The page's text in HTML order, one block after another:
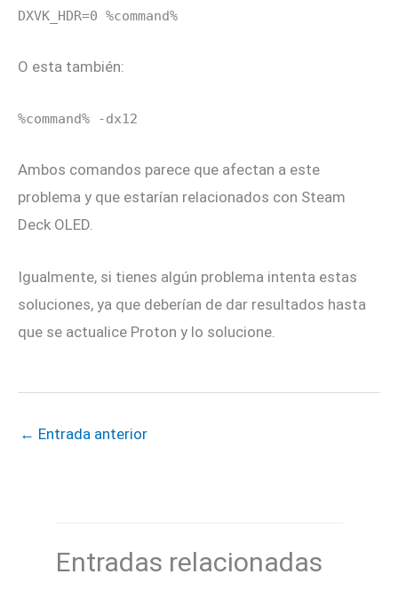
DXVK_HDR=0 %command%
O esta también:
%command% -dx12
Ambos comandos parece que afectan a este
problema y que estarían relacionados con Steam
Deck OLED.
Igualmente, si tienes algún problema intenta estas
soluciones, ya que deberían de dar resultados hasta
que se actualice Proton y lo solucione.
← Entrada anterior
Entradas relacionadas